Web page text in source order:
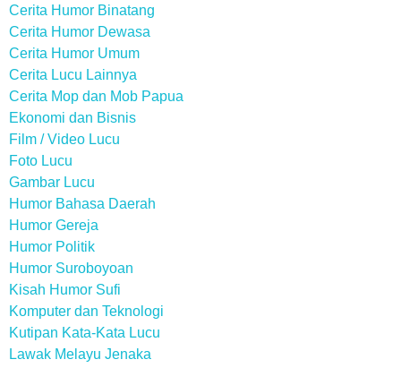
Cerita Humor Binatang
Cerita Humor Dewasa
Cerita Humor Umum
Cerita Lucu Lainnya
Cerita Mop dan Mob Papua
Ekonomi dan Bisnis
Film / Video Lucu
Foto Lucu
Gambar Lucu
Humor Bahasa Daerah
Humor Gereja
Humor Politik
Humor Suroboyoan
Kisah Humor Sufi
Komputer dan Teknologi
Kutipan Kata-Kata Lucu
Lawak Melayu Jenaka